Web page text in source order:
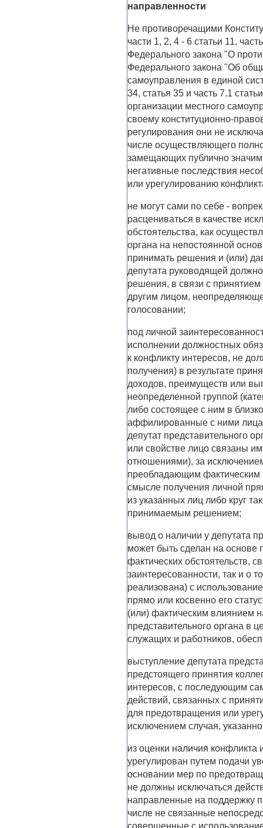
направленности
Не противоречащими
части 1, 2, 4 - 6 статьи 11,
Федерального закона "О
Федерального закона "Об
самоуправления в единой
34, статья 35 и часть 7.1
организации местного
своему конституционно-
регулирования они не
числе осуществляющего
замещающих публично
негативные последствия
или урегулированию
не могут сами по себе -
расцениваться в качестве
обстоятельства, как
органа на непостоянной
принимать решения и (или)
депутата руководящей
решения, в связи с принятием
другим лицом,
голосовании;
под личной
исполнении должностных
к конфликту интересов, не
получения) в результате
доходов, преимуществ или
неопределенной группой
либо состоящее с ним в
аффилированные с ними лица
депутат представительного
или свойстве лицо связаны
отношениями), за
преобладающим фактическим
смысле получения личной
из указанных лиц либо круг
принимаемым решением;
вывод о наличии у депутата
может быть сделан на основе
фактических обстоятельств,
заинтересованности, так и о
реализована) с
прямо или косвенно его
(или) фактическим влиянием
представительного органа в
служащих и работников,
выступление депутата
предстоящего принятия
интересов, с последующим
действий, связанных с
для предотвращения или
исключением случая,
из оценки наличия
урегулирован путем подачи
основании мер по
не должны исключаться
направленные на поддержку
числе не связанные
совершенные с